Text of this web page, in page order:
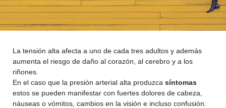
La tensión alta afecta a uno de cada tres adultos y además
aumenta el riesgo de daño al corazón, al cerebro y a los
riñones.
En el caso que la presión arterial alta produzca síntomas
estos se pueden manifestar con fuertes dolores de cabeza,
náuseas o vómitos, cambios en la visión e incluso confusión.